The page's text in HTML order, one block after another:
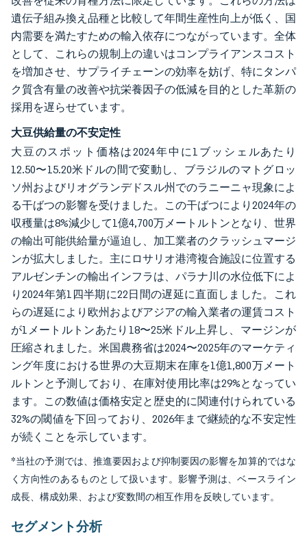
遺伝子組み換え品種と比較して年間生産性向上が低く、国
内需要を満たすための輸入依存につながっています。全体
として、これらの規制上の違いはコンプライアンスコスト
を増加させ、サプライチェーンの効率を妨げ、特にタンパ
ク質含有量の改善や抗栄養因子の低減を目的とした革新の
採用を遅らせています。
大豆供給量の不安定性
大豆のスポット価格は2024年中に1ブッシェルあたり
12.50〜15.20米ドルの間で変動し、ブラジルのマトグロッ
ソ州およびリオグランデドスル州でのラニーニャ現象によ
る干ばつの影響を受けました。この干ばつにより2024年の
収穫量は8%減少して1億4,700万メートルトンとなり、世界
の輸出可能供給量が逼迫し、加工業者のクラッシュマージ
ンが拡大しました。主にロサリオ港湾複合施設に位置する
アルゼンチンの輸出インフラは、パラナ川の水位低下によ
り2024年第1四半期に22日間の遅延に直面しました。これ
らの遅延により欧州およびアジアの輸入業者の運賃コスト
が1メートルトンあたり18〜25米ドル上昇し、マージンが
圧縮されました。米国農務省は2024〜2025年のマーケティ
ング年度における世界の大豆期末在庫を1億1,800万メート
ルトンと予測しており、在庫対使用比率は29%となってい
ます。この数値は価格安定と歴史的に関連付けられている
32%の閾値を下回っており、2026年まで継続的な不安定性
が続くことを示しています。
*当社の予測では、推進要因および抑制要因の影響を加算的ではな
く方向性のあるものとして扱います。影響予測は、ベースライン
成長、構成効果、および変数間の相互作用を反映しています。
セグメント分析